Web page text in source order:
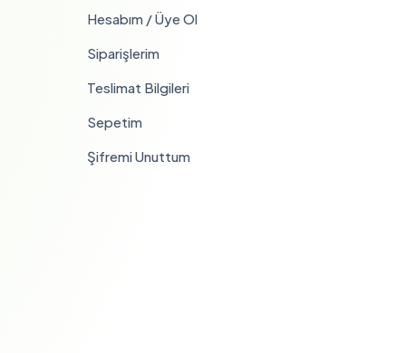
Hesabım / Üye Ol
Siparişlerim
Teslimat Bilgileri
Sepetim
Şifremi Unuttum